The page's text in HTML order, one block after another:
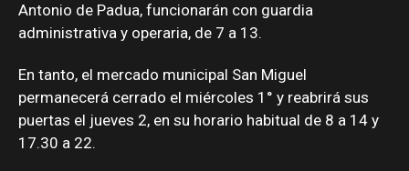
Antonio de Padua, funcionarán con guardia
administrativa y operaria, de 7 a 13.
En tanto, el mercado municipal San Miguel
permanecerá cerrado el miércoles 1° y reabrirá sus
puertas el jueves 2, en su horario habitual de 8 a 14 y
17.30 a 22.